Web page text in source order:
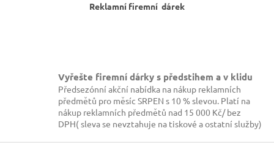
Reklamní firemní dárek
Vyřešte firemní dárky s předstihem a v klidu
Předsezónní akční nabídka na nákup reklamních
předmětů pro měsíc SRPEN s 10 % slevou. Platí na
nákup reklamních předmětů nad 15 000 Kč/ bez
DPH( sleva se nevztahuje na tiskové a ostatní služby)
Z